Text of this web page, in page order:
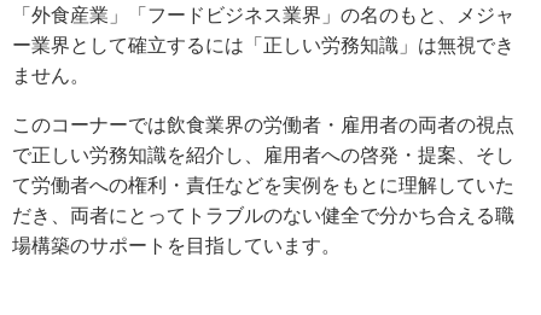
「外食産業」「フードビジネス業界」の名のもと、メジャ
ー業界として確立するには「正しい労務知識」は無視でき
ません。
このコーナーでは飲食業界の労働者・雇用者の両者の視点
で正しい労務知識を紹介し、雇用者への啓発・提案、そし
て労働者への権利・責任などを実例をもとに理解していた
だき、両者にとってトラブルのない健全で分かち合える職
場構築のサポートを目指しています。